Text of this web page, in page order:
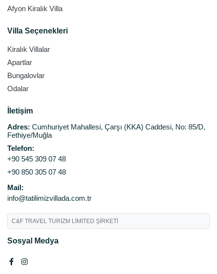
Afyon Kiralık Villa
Villa Seçenekleri
Kiralık Villalar
Apartlar
Bungalovlar
Odalar
İletişim
Adres: Cumhuriyet Mahallesi, Çarşı (KKA) Caddesi, No: 85/D,
Fethiye/Muğla
Telefon:
+90 545 309 07 48
+90 850 305 07 48
Mail:
info@tatilimizvillada.com.tr
C&F TRAVEL TURİZM LİMİTED ŞİRKETİ
Sosyal Medya